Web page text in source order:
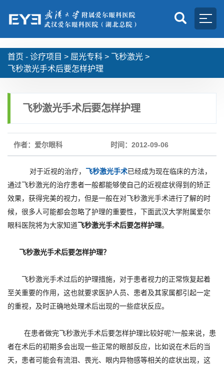
首页 - 诊疗项目 > 屈光专科 > 飞秒激光 >
飞秒激光手术后要怎样护理
飞秒激光手术后要怎样护理
作者：爱尔眼科 时间：2012-09-06
对于近视的治疗， 飞秒激光手术已经成为现在临床的方法，
通过飞秒激光的治疗患者一般都能够使自己的近视症状得到的矫正
效果，获得完美的视力，但是一般在对飞秒激光手术进行了解的时
候，很多人可能都会忽略了护理的重要性，下面武汉大学附属爱尔
眼科医院将为大家知道飞秒激光手术后要怎样护理。
飞秒激光手术后要怎样护理？
飞秒激光手术过后的护理措施，对于患者视力的正常恢复起着
至关重要的作用，这也就要求医护人员、患者及其家属都引起一定
的重视，及时正确地处理术后出现的一些症状反应。
在患者做完飞秒激光手术后要怎样护理比较好呢?一般来说，患
者在术后的初期多会出现一些正常的眼部反应，比如说在术后的当
天，患者可能会有流泪、畏光、眼内异物感等相关的症状出现，这